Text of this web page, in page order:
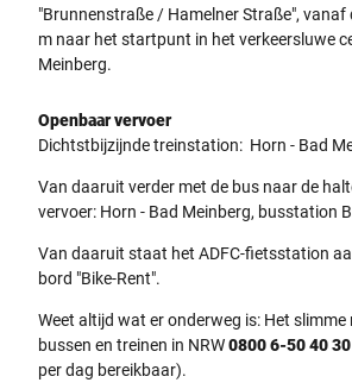
"Brunnenstraße / Hamelner Straße", vanaf
m naar het startpunt in het verkeersluwe
Meinberg.
Openbaar vervoer
Dichtstbijzijnde treinstation: Horn - Bad
Van daaruit verder met de bus naar de
vervoer: Horn - Bad Meinberg, busstation
Van daaruit staat het ADFC-fietsstation
bord "Bike-Rent".
Weet altijd wat er onderweg is: Het
bussen en treinen in NRW0800 6-50 40 30
per dag bereikbaar).